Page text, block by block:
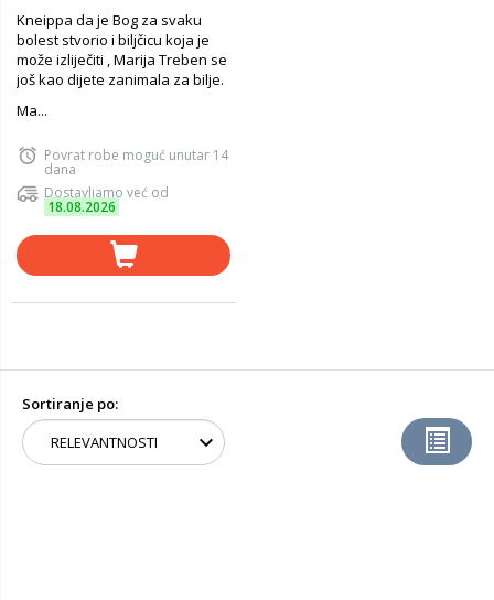
Kneippa da je Bog za svaku
bolest stvorio i biljčicu koja je
može izliječiti , Marija Treben se
još kao dijete zanimala za bilje.
Ma...
Povrat robe moguć unutar 14
dana
Dostavljamo već od
18.08.2026
Sortiranje po: